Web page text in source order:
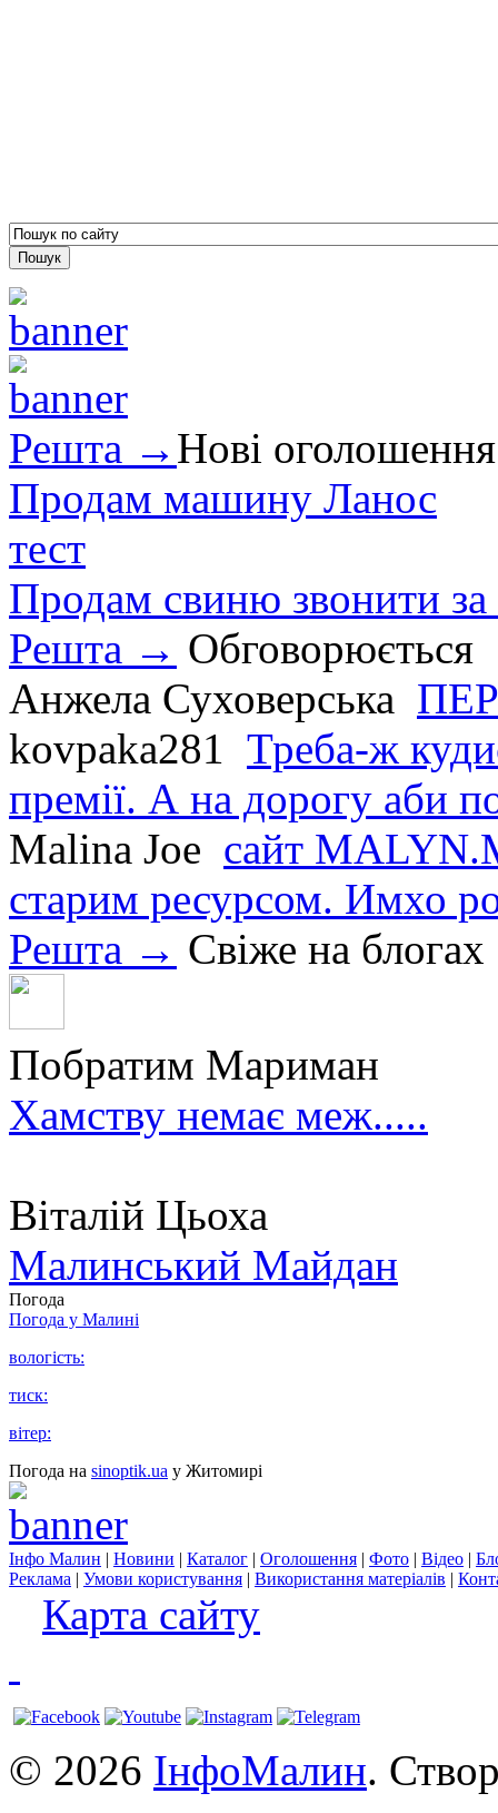
Решта → Нові оголошення
Продам машину Ланос
тест
Продам свиню звонити
Решта → Обговорюється
Анжела Суховерська
kovpaka281 Треба-ж
премії. А на дорогу аби
Malina Joe сайт
старим ресурсом. Имхо
Решта → Свіже на блогах
Побратим Мариман
Хамству немає меж.....
Віталій Цьоха
Малинський Майдан
Погода
Погода у Малині
вологість:
тиск:
вітер:
Погода на sinoptik.ua у Житомирі
Інфо Малин | Новини | Каталог | Оголошення | Фото | Відео |
Реклама | Умови користування | Використання матеріалів |
Карта сайту
© 2026 ІнфоМалин.